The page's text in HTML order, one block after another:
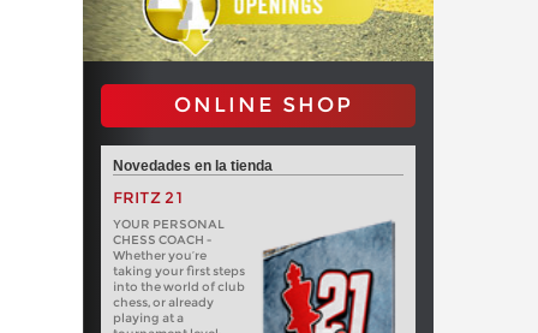
ONLINE SHOP
Novedades en la tienda
FRITZ 21
YOUR PERSONAL
CHESS COACH -
Whether you’re
taking your first steps
into the world of club
chess, or already
playing at a